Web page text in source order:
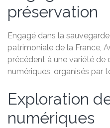
préservation
Engagé dans la
patrimoniale de la France,
précédent à une variété de
numériques, organisés par
Exploration
numériques